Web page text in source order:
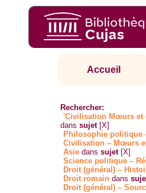
Accueil
Rechercher:
'Civilisation Mœurs et
danssujet [X]
Philosophie politique
Civilisation – Mœurs
Asie danssujet [X]
Science politique –
Droit (général) –
Droit romain dans
Droit (général) –